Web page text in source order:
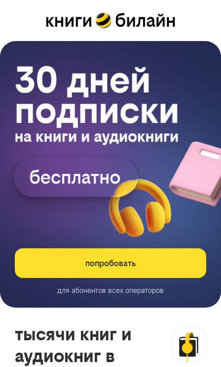
попробовать
для абонентов всех операторов
тысячи книг и
аудиокниг в